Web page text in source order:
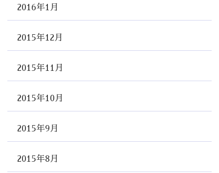
2016年1月
2015年12月
2015年11月
2015年10月
2015年9月
2015年8月